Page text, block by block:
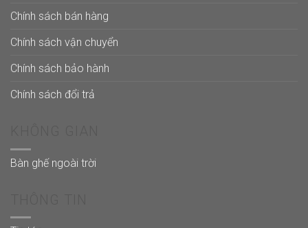
Chính sách bán hàng
Chính sách vận chuyển
Chính sách bảo hành
Chính sách đổi trả
Bàn ghế ngoài trời